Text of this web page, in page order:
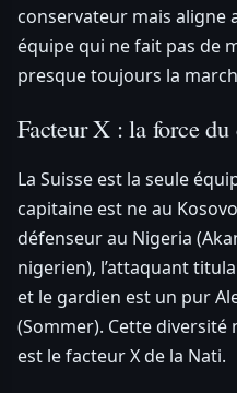
conservateur mais aligne
équipe qui ne fait pas de
presque toujours la
Facteur X : la force
La Suisse est la seule
capitaine est ne au
défenseur au Nigeria
nigerien), l’attaquant
et le gardien est un pur
(Sommer). Cette diversité
est le facteur X de la Nati.